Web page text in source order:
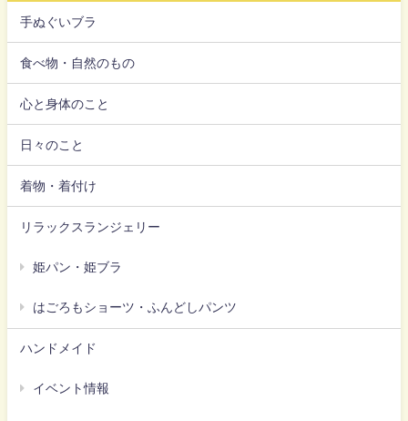
手ぬぐいブラ
食べ物・自然のもの
心と身体のこと
日々のこと
着物・着付け
リラックスランジェリー
姫パン・姫ブラ
はごろもショーツ・ふんどしパンツ
ハンドメイド
イベント情報